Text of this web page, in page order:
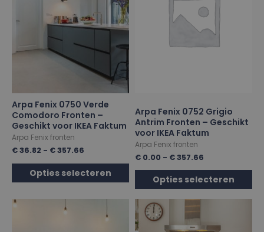
Arpa Fenix 0750 Verde
Comodoro Fronten –
Geschikt voor IKEA Faktum
Arpa Fenix fronten
€36.82 - €357.66
Opties selecteren
Arpa Fenix 0752 Grigio
Antrim Fronten – Geschikt
voor IKEA Faktum
Arpa Fenix fronten
€ 0.00 - €357.66
Opties selecteren